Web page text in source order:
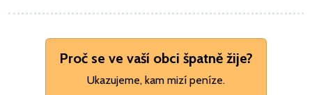
Proč se ve vaší obci špatně žije?
Ukazujeme, kam mizí peníze.